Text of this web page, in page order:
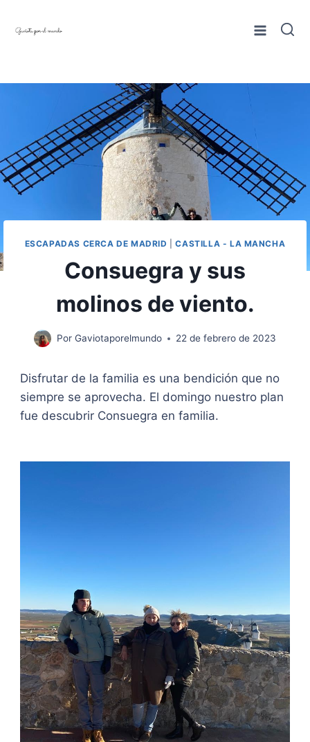
ESCAPADAS CERCA DE MADRID |CASTILLA - LA MANCHA
Consuegra y sus
molinos de viento.
Por Gaviotaporelmundo 22 de febrero de 2023
Disfrutar de la familia es una bendición que no
siempre se aprovecha. El domingo nuestro plan
fue descubrir Consuegra en familia.